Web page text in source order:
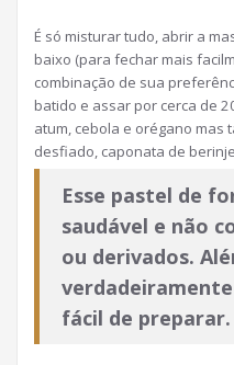
É só misturar tudo, abrir a
baixo (para fechar mais
combinação de sua
batido e assar por cerca de
atum, cebola e orégano mas
desfiado, caponata de
Esse pastel de
saudável e não
ou derivados.
fácil de preparar.